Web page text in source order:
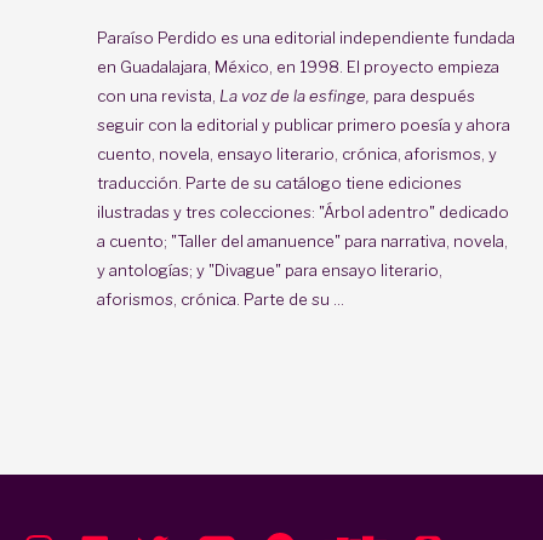
Paraíso Perdido es una editorial independiente fundada
en Guadalajara, México, en 1998. El proyecto empieza
con una revista, La voz de la esfinge, para después
seguir con la editorial y publicar primero poesía y ahora
cuento, novela, ensayo literario, crónica, aforismos, y
traducción. Parte de su catálogo tiene ediciones
ilustradas y tres colecciones: "Árbol adentro" dedicado
a cuento; "Taller del amanuence" para narrativa, novela,
y antologías; y "Divague" para ensayo literario,
aforismos, crónica. Parte de su ...